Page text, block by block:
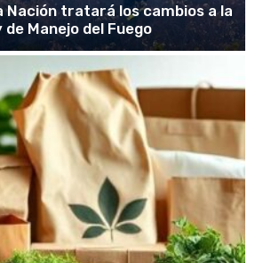
Nación tratará los cambios a la
de Manejo del Fuego